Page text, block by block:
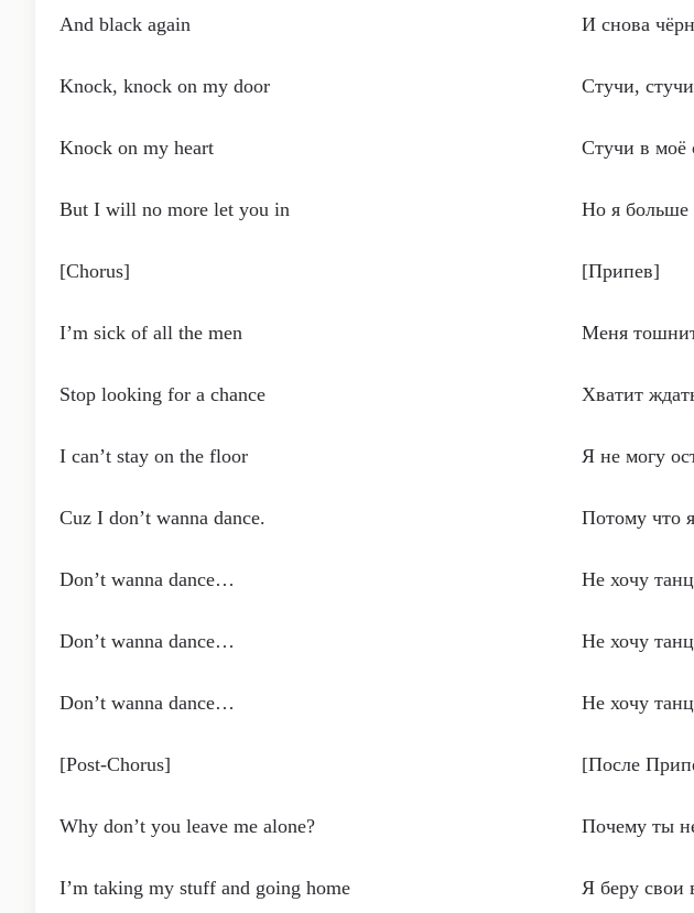
And black again И снова
Knock, knock on my door Стучи,
Knock on my heart Стучи в моё
But I will no more let you in Но я больше
[Chorus] [Припев]
I’m sick of all the men Меня
Stop looking for a chance Хватит
I can’t stay on the floor Я не могу
Cuz I don’t wanna dance. Потому что
Don’t wanna dance… Не хочу
Don’t wanna dance… Не хочу
Don’t wanna dance… Не хочу
[Post-Chorus] [После
Why don’t you leave me alone? Почему ты
I’m taking my stuff and going home Я беру свои